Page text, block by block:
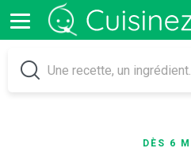
DÈS 6